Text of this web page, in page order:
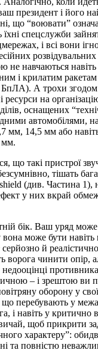
президент і його
що “воювати”
їхні спецслужби
і всі вони
розвідувальних
не навчаються
і крилатим ракетам
А трохи згодом
ресурси на
оснащених
автомобілями,
мм, 14,5 мм або навіть
мм.
що такі пристрої
тішать
(див. Частина 1),
ефект у них вкрай
бік. Ваш уряд може
вона може бути
й
ворога чинити опір,
– і зрештою ви
оборону у
що перебувають у
і навіть у критично
щоб прикрити
характеру”:
та повністю